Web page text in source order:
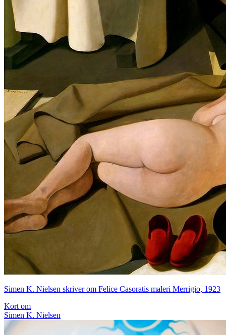
Simen K. Nielsen skriver om Felice Casoratis maleri Merrigio, 1923
Kort om
Simen K. Nielsen